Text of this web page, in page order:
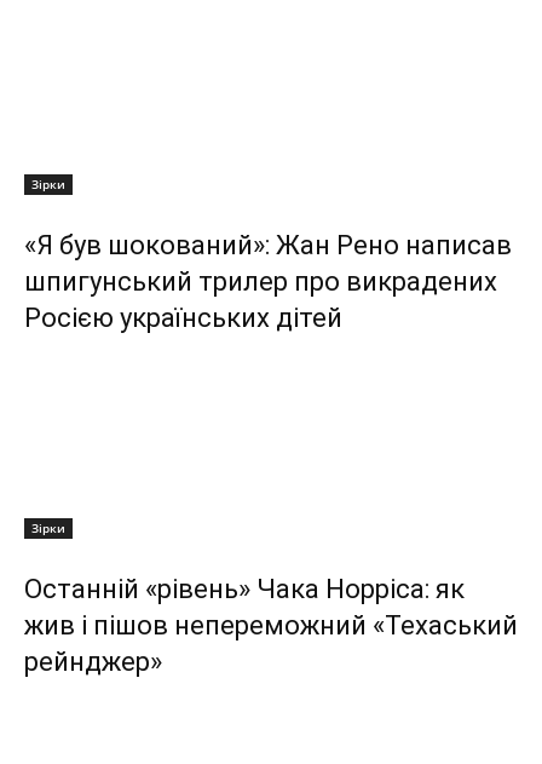
Зірки
«Я був шокований»: Жан Рено написав
шпигунський трилер про викрадених
Росією українських дітей
Зірки
Останній «рівень» Чака Норріса: як
жив і пішов непереможний «Техаський
рейнджер»